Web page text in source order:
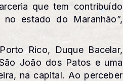
que tem contribuído
estado do Maranhão”,
Rico, Duque Bacelar,
João dos Patos e uma
na capital. Ao perceber